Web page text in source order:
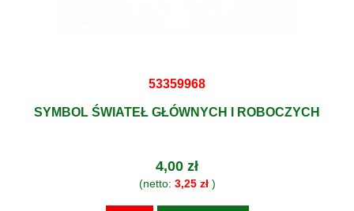
53359968
SYMBOL ŚWIATEŁ GŁÓWNYCH I ROBOCZYCH
4,00 zł
(netto: 3,25 zł)